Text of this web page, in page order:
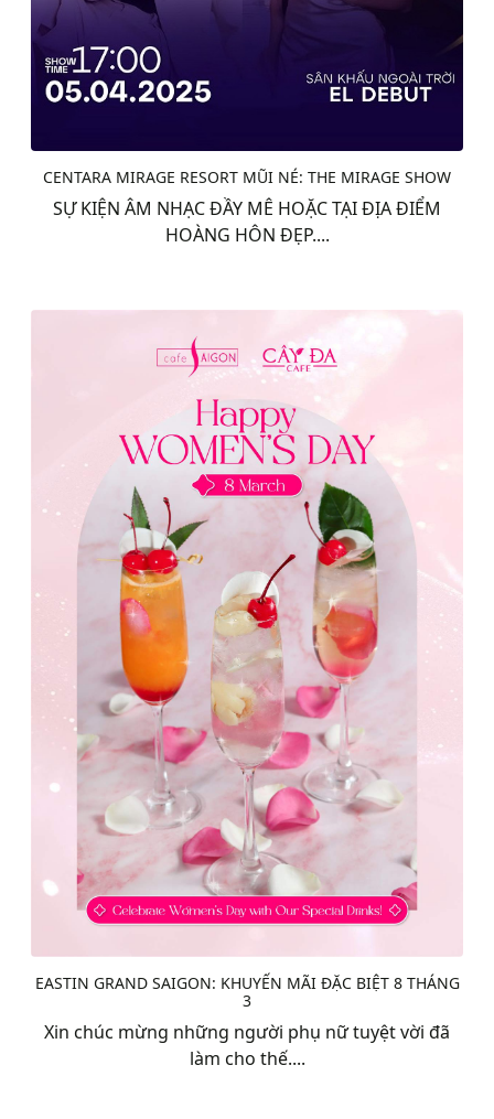
CENTARA MIRAGE RESORT MŨI NÉ: THE MIRAGE SHOW
SỰ KIỆN ÂM NHẠC ĐẦY MÊ HOẶC TẠI ĐỊA ĐIỂM
HOÀNG HÔN ĐẸP....
EASTIN GRAND SAIGON: KHUYẾN MÃI ĐẶC BIỆT 8 THÁNG
3
Xin chúc mừng những người phụ nữ tuyệt vời đã
làm cho thế....